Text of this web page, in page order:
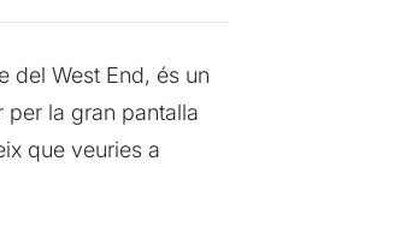
del West End, és un
per la gran pantalla
que veuries a